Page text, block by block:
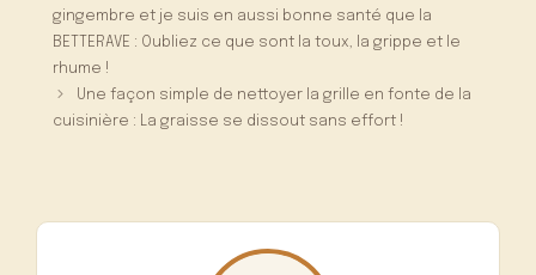
gingembre et je suis en aussi bonne santé que la
BETTERAVE : Oubliez ce que sont la toux, la grippe et le
rhume !
Une façon simple de nettoyer la grille en fonte de la
cuisinière : La graisse se dissout sans effort !